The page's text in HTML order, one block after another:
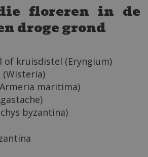
floreren in de
droge grond
of kruisdistel (Eryngium)
(Wisteria)
maritima)
byzantina)